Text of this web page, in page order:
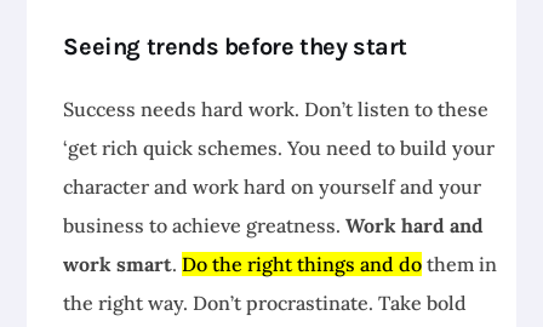
Seeing trends before they start
Success needs hard work. Don’t listen to these
‘get rich quick schemes. You need to build your
character and work hard on yourself and your
business to achieve greatness.Work hard and
work smart.Do the right things and do them in
the right way. Don’t procrastinate. Take bold